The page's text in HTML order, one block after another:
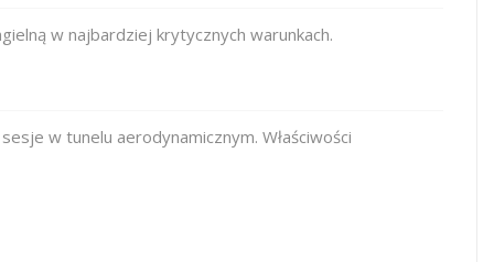
w najbardziej krytycznych warunkach.
w tunelu aerodynamicznym. Właściwości